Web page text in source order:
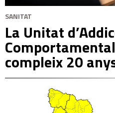
SANITAT
La Unitat
compleix 20